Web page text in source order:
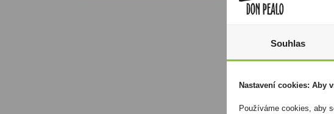
Značka:
I
zákona.
Souhlas
Nastavení cookies: Aby
Používáme cookies, aby